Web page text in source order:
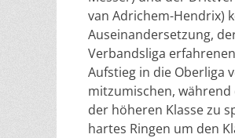
van Adrichem-Hendrix)
Auseinandersetzung,
Verbandsliga
Aufstieg in die Oberliga
mitzumischen,
der höheren Klasse zu
hartes Ringen um den